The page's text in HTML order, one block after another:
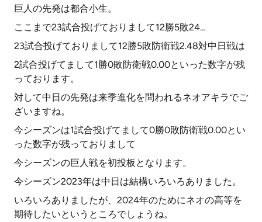
巨人の先発は都合小生。
ここまで23試合投げておりまして12勝5敗24…
23試合投げておりまして12勝5敗防衛戦2.48対中日戦は
2試合投げてまして1勝0敗防衛戦0.00といった数字が残
っております。
対して中日の先発は来季進化を問われるネオアキラでご
ざいますね。
今シーズンは1試合投げてまして0勝0敗防衛戦0.00とい
った数字が残っておりまして
今シーズンの巨人戦を初投板となります。
今シーズン2023年は中日は結構いろいろありました。
いろいろありましたが、2024年のためにネオの高等を
期待したいというところでしょうね。